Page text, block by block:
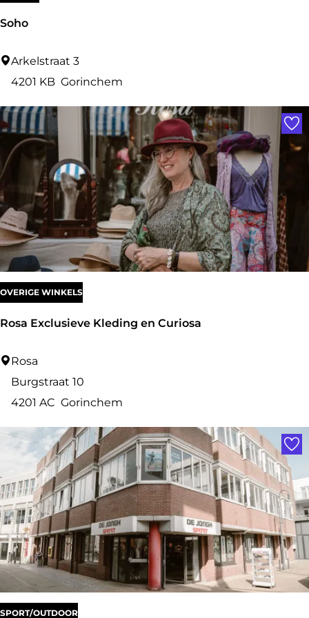
g
Soho
S
o
Arkelstraat 3
4201 KB Gorinchem
Rosa Exclusieve Kleding en Curiosa
R
c
l
u
s
i
e
v
Rosa
Burgstraat 10
4201 AC Gorinchem
OVERIGE WINKELS
SPORT/OUTDOOR